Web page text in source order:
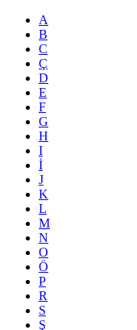
A
B
C
Ç
D
E
F
G
H
I
İ
J
K
L
M
N
O
Ö
P
R
S
Ş